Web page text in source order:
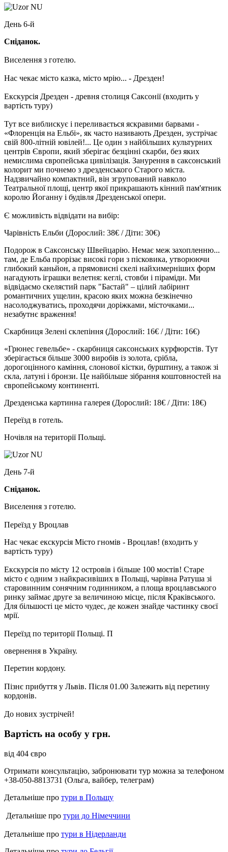
День 6-й
Сніданок.
Виселення з готелю.
Нас чекає місто казка, місто мрію... - Дрезден!
Екскурсія Дрезден - древня столиця Саксонії(входить у
вартість туру)
Тут все виблискує і переливається яскравими барвами -
«Флоренція на Ельбі», як часто називають Дрезден, зустрічає
свій 800-літній ювілей!... Це один з найбільших культурних
центрів Європи, який зберігає безцінні скарби, без яких
немислима європейська цивілізація. Занурення в саксонський
колорит ми почнемо з дрезденського Старого міста.
Надзвичайно компактний, він згрупований навколо
Театральної площі, центр якої прикрашають кінний пам'ятник
королю Йоганну і будівля Дрезденської опери.
Є можливість відвідати на вибір:
Чарівність Ельби (Дорослий: 38€ / Діти: 30€)
Подорож в Саксонську Швейцарію. Немає меж захопленню...
там, де Ельба прорізає високі гори з пісковика, утворюючи
глибокий каньйон, а прямовисні скелі найхимерніших форм
нагадують іграшки велетня: кеглі, стовби і піраміди. Ми
відвідаємо скелястий парк "Бастай" – цілий лабіринт
романтичних ущелин, красою яких можна безкінечно
насолоджуватись, проходячи доріжками, місточками...
незабутнє враження!
Скарбниця Зелені склепіння (Дорослий: 16€ / Діти: 16€)
«Грюнес гевельбе» - скарбниця саксонських курфюрстів. Тут
зберігається більше 3000 виробів із золота, срібла,
дорогоцінного каміння, слонової кістки, бурштину, а також зі
скла, латуні і бронзи. Це найбільше зібрання коштовностей на
європейському континенті.
Дрезденська картинна галерея (Дорослий: 18€ / Діти: 18€)
Переїзд в готель.
Ночівля на території Польщі.
День 7-й
Сніданок.
Виселення з готелю.
Переїзд у Вроцлав
Нас чекає екскурсія Місто гномів - Вроцлав! (входить у
вартість туру)
Екскурсія по місту 12 островів і більше 100 мостів! Старе
місто є одним з найкрасивіших в Польщі, чарівна Ратуша зі
старовинним сонячним годинником, а площа вроцлавського
ринку займає друге за величиною місце, після Краківського.
Для більшості це місто чудес, де кожен знайде частинку своєї
мрії.
Переїзд по території Польщі. П
овернення в Україну.
Перетин кордону.
Пізнє прибуття у Львів. Після 01.00 Залежить від перетину
кордонів.
До нових зустрічей!
Вартість на особу у грн.
від 404 євро
Отримати консультацію, забронювати тур можна за телефоном
+38-050-8813731 (Ольга, вайбер, телеграм)
Детальніше про тури в Польщу
Детальніше про тури до Німеччини
Детальніше про тури в Нідерланди